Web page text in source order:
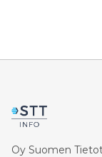
Oy Suomen